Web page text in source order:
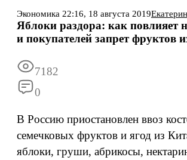
Информация Реклама Все новости
Экономика 22:16, 18 августа 2019
Яблоки раздора: как повлияет
и покупателей запрет фруктов
7182
0
В Россию приостановлен ввоз
семечковых фруктов и ягод из
яблоки, груши, абрикосы,